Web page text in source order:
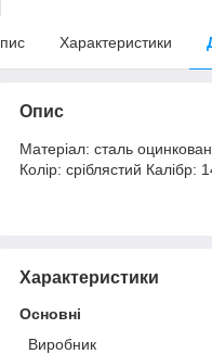
Характеристики
Опис
Матеріал: сталь
Колір: сріблястий Калібр:
Характеристики
Основні
Виробник